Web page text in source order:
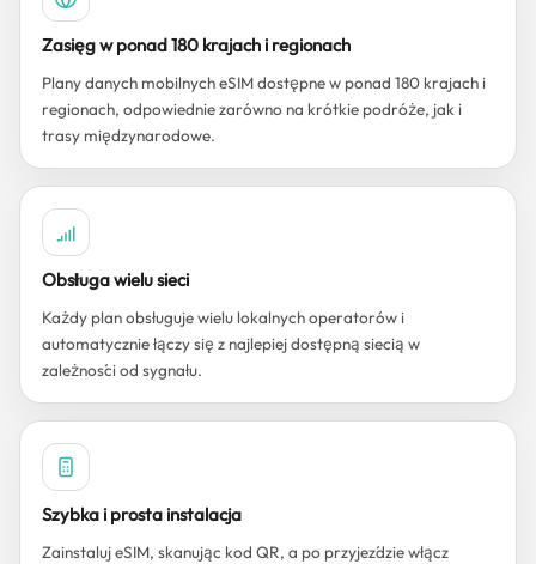
Zasięg w ponad 180 krajach i regionach
Plany danych mobilnych eSIM dostępne w ponad 180 krajach i
regionach, odpowiednie zarówno na krótkie podróże, jak i
trasy międzynarodowe.
Obsługa wielu sieci
Każdy plan obsługuje wielu lokalnych operatorów i
automatycznie łączy się z najlepiej dostępną siecią w
zależności od sygnału.
Szybka i prosta instalacja
Zainstaluj eSIM, skanując kod QR, a po przyjeździe włącz